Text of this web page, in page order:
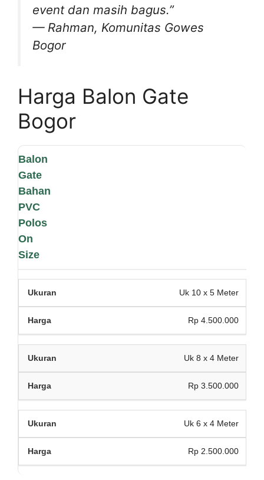
event dan masih bagus.”
— Rahman, Komunitas Gowes
Bogor
Harga Balon Gate
Bogor
Balon
Gate
Bahan
PVC
Polos
On
Size
Uk 10 x 5 Meter
Rp 4.500.000
Uk 8 x 4 Meter
Rp 3.500.000
Uk 6 x 4 Meter
Rp 2.500.000